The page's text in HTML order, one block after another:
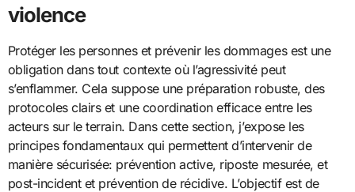
violence
Protéger les personnes et prévenir les dommages est une
obligation dans tout contexte où l’agressivité peut
s’enflammer. Cela suppose une préparation robuste, des
protocoles clairs et une coordination efficace entre les
acteurs sur le terrain. Dans cette section, j’expose les
principes fondamentaux qui permettent d’intervenir de
manière sécurisée: prévention active, riposte mesurée, et
post-incident et prévention de récidive. L’objectif est de